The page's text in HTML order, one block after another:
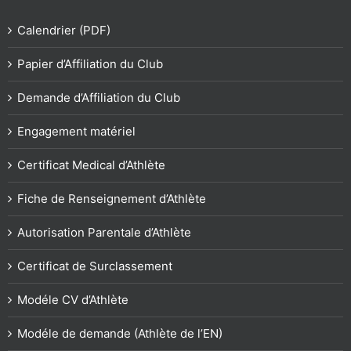
Calendrier (PDF)
Papier d’Affiliation du Club
Demande d’Affiliation du Club
Engagement matériel
Certificat Medical d’Athlète
Fiche de Renseignement d’Athlète
Autorisation Parentale d’Athlète
Certificat de Surclassement
Modéle CV d’Athlète
Modéle de demande (Athlète de l’EN)